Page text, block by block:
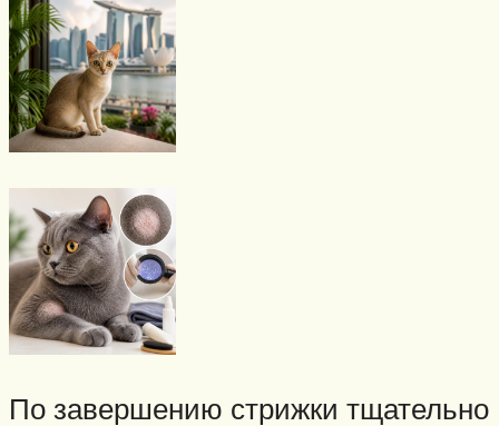
По завершению стрижки тщательно